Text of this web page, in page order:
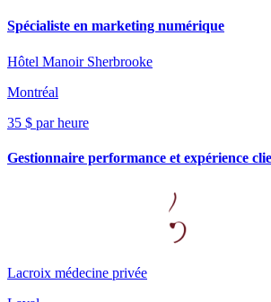
Spécialiste en marketing numérique
Hôtel Manoir Sherbrooke
Montréal
35 $ par heure
Gestionnaire performance et expérience
Lacroix médecine privée